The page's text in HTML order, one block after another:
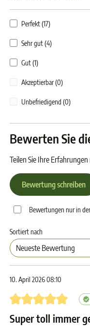
Perfekt (17)
Sehr gut (4)
Gut (1)
Akzeptierbar (0)
Unbefriedigend (0)
Bewerten Sie
Teilen Sie Ihre
Bewertung schreiben
Bewertungen nur in
Sortiert nach
10. April 2026 08:10
Bewertung mit 5 von 5
Super toll immer